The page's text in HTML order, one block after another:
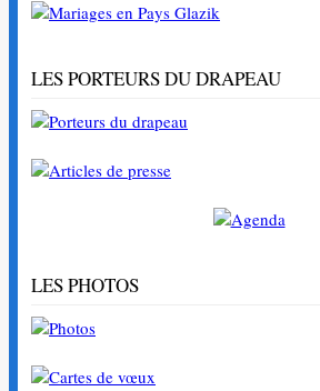
LES PORTEURS DU DRAPEAU
LES PHOTOS